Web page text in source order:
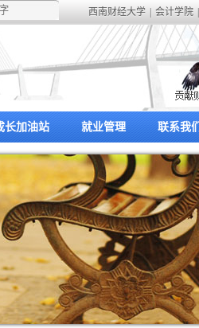
西南财经大学 会计学院
长加油站 就业管理 联系我们